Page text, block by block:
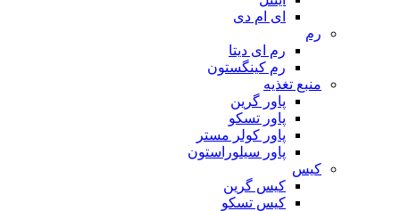
ای ام دی
رم
رم ای دیتا
رم کینگستون
منبع تغذیه
پاور گرین
پاور تسکو
پاور کولر مستر
پاور سیلوراستون
کیس
کیس گرین
کیس تسکو